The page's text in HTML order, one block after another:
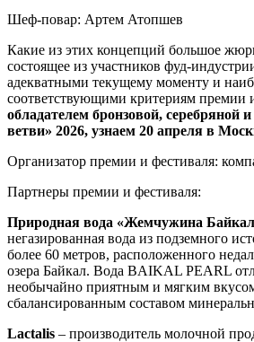
Шеф-повар: Артем Атопшев
Какие из этих концепций большое
состоящее из участников фуд-
адекватными текущему моменту и
соответствующими критериям премии
обладателем бронзовой, серебряной
ветви» 2026, узнаем 20 апреля в
Организатор премии и фестиваля:
Партнеры премии и фестиваля:
Природная вода «Жемчужина
негазированная вода из подземного
более 60 метров, расположенного
озера Байкал. Вода BAIKAL PEARL
необычайно приятным и мягким
сбалансированным составом
Lactalis – производитель молочной